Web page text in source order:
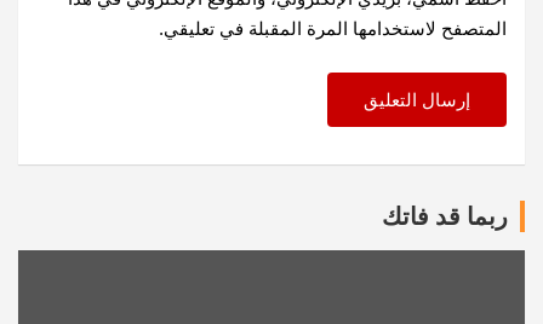
المتصفح لاستخدامها المرة المقبلة في تعليقي.
ربما قد فاتك